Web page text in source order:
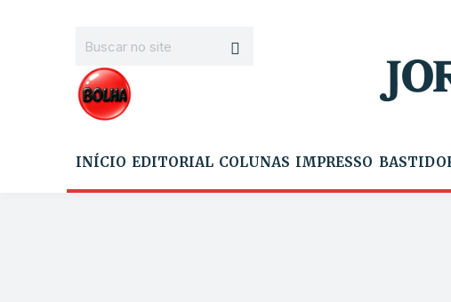
INÍCIO EDITORIAL COLUNAS IMPRESSO